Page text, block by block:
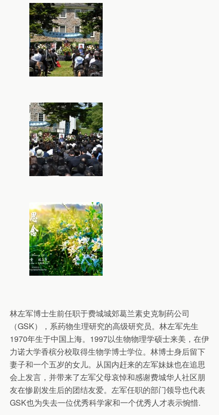
林左军博士生前任职于费城城郊葛兰素史克制药公司
（GSK），系药物生理研究的高级研究员。林左军先生
1970年生于中国上海。1997以生物物理学硕士来美，在伊
力诺大学香槟分校取得生物学博士学位。林博士身后留下
妻子和一个五岁的女儿。从国内赶来的左军妹妹也在追思
会上发言，并带来了左军父母哀悼和感谢费城华人社区朋
友在惨剧发生后的团结友爱。左军任职的部门领导也代表
GSK也为失去一位优秀科学家和一个优秀人才表示惋惜.